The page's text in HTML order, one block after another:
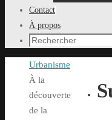
Contact
À propos
Recherche
:
Accueil
Urbanisme
À la
découverte
de la